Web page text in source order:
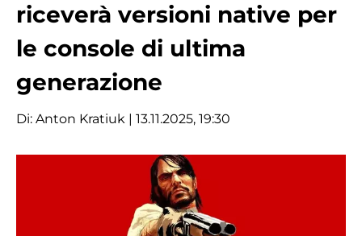
riceverà versioni native per
le console di ultima
generazione
Di: Anton Kratiuk | 13.11.2025, 19:30